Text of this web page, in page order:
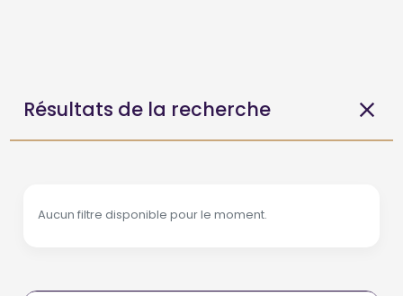
Résultats de la recherche
Aucun filtre disponible pour le moment.